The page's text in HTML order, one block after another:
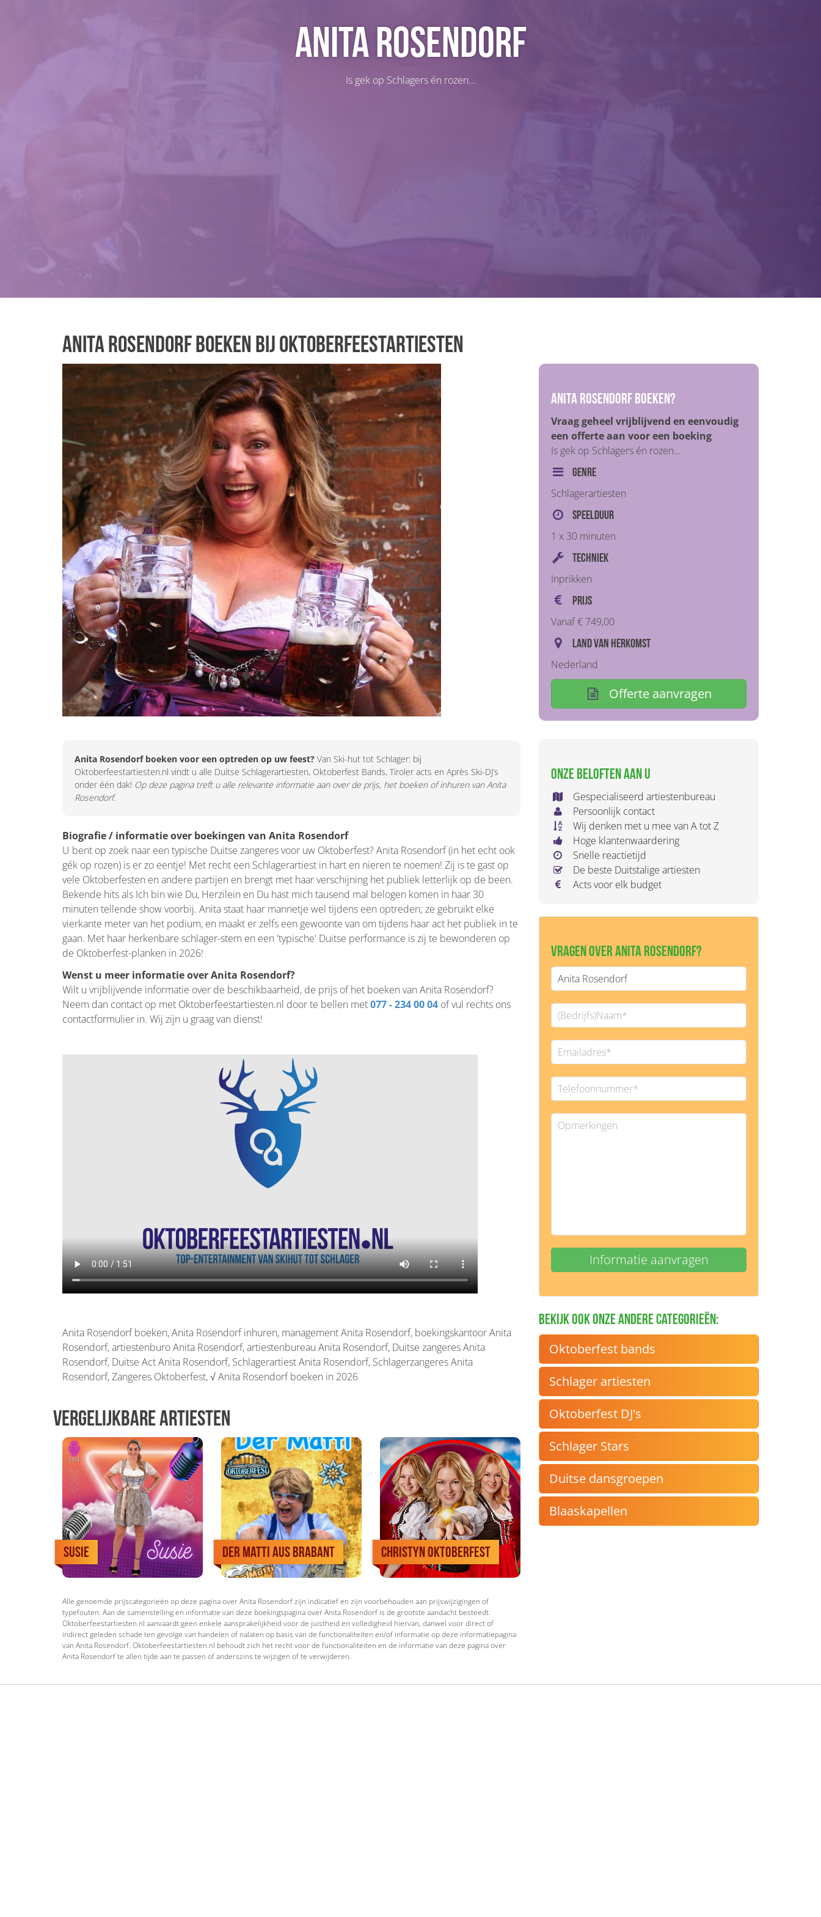
Anita Rosendorf
Is gek op Schlagers én rozen...
Anita Rosendorf boeken bij Oktoberfeestartiesten
Anita Rosendorf boeken voor een optreden op uw feest? Van Ski-hut tot Schlager: bij
Oktoberfeestartiesten.nl vindt u alle Duitse Schlagerartiesten, Oktoberfest Bands, Tiroler acts en Après Ski-DJ’s
onder één dak! Op deze pagina treft u alle relevante informatie aan over de prijs, het boeken of inhuren van Anita
Rosendorf.
Biografie / informatie over boekingen van Anita Rosendorf
U bent op zoek naar een typische Duitse zangeres voor uw Oktoberfest? Anita Rosendorf (in het echt ook
gék op rozen) is er zo eentje! Met recht een Schlagerartiest in hart en nieren te noemen! Zij is te gast op
vele Oktoberfesten en andere partijen en brengt met haar verschijning het publiek letterlijk op de been.
Bekende hits als Ich bin wie Du, Herzilein en Du hast mich tausend mal belogen komen in haar 30
minuten tellende show voorbij. Anita staat haar mannetje wel tijdens een optreden; ze gebruikt elke
vierkante meter van het podium, en maakt er zelfs een gewoonte van om tijdens haar act het publiek in te
gaan. Met haar herkenbare schlager-stem en een 'typische' Duitse performance is zij te bewonderen op
de Oktoberfest-planken in 2026!
Wenst u meer informatie over Anita Rosendorf?
Wilt u vrijblijvende informatie over de beschikbaarheid, de prijs of het boeken van Anita Rosendorf?
Neem dan contact op met Oktoberfeestartiesten.nl door te bellen met077 - 234 00 04 of vul rechts ons
contactformulier in. Wij zijn u graag van dienst!
Anita Rosendorf boeken, Anita Rosendorf inhuren, management Anita Rosendorf, boekingskantoor Anita
Rosendorf, artiestenburo Anita Rosendorf, artiestenbureau Anita Rosendorf, Duitse zangeres Anita
Rosendorf, Duitse Act Anita Rosendorf, Schlagerartiest Anita Rosendorf, Schlagerzangeres Anita
Rosendorf, Zangeres Oktoberfest, √ Anita Rosendorf boeken in 2026
Vergelijkbare artiesten
Susie Der Matti aus Brabant CHRISTYN Oktoberfest
Alle genoemde prijscategorieën op deze pagina over Anita Rosendorf zijn indicatief en zijn voorbehouden aan prijswijzigingen of
typefouten. Aan de samenstelling en informatie van deze boekingspagina over Anita Rosendorf is de grootste aandacht besteedt.
Oktoberfeestartiesten.nl aanvaardt geen enkele aansprakelijkheid voor de juistheid en volledigheid hiervan, danwel voor direct of
indirect geleden schade ten gevolge van handelen of nalaten op basis van de functionaliteiten en/of informatie op deze informatiepagina
van Anita Rosendorf. Oktoberfeestartiesten.nl behoudt zich het recht voor de functionaliteiten en de informatie van deze pagina over
Anita Rosendorf te allen tijde aan te passen of anderszins te wijzigen of te verwijderen.
Anita Rosendorf boeken?
Vraag geheel vrijblijvend en eenvoudig
een offerte aan voor een boeking
Is gek op Schlagers én rozen...
Genre
Schlagerartiesten
Speelduur
1 x 30 minuten
Techniek
Inprikken
Prijs
Vanaf € 749,00
Land van herkomst
Nederland
Offerte aanvragen
Onze beloften aan u
Gespecialiseerd artiestenbureau
Persoonlijk contact
Wij denken met u mee van A tot Z
Hoge klantenwaardering
Snelle reactietijd
De beste Duitstalige artiesten
Acts voor elk budget
Vragen over Anita Rosendorf?
Bekijk ook onze andere categorieën:
Oktoberfest bands
Schlager artiesten
Oktoberfest DJ's
Schlager Stars
Duitse dansgroepen
Blaaskapellen